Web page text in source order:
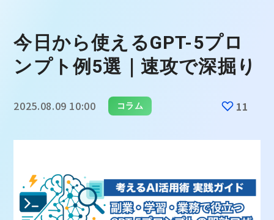
今日から使えるGPT-5プロ
ンプト例5選｜速攻で深掘り
2025.08.09 10:00 コラム 11